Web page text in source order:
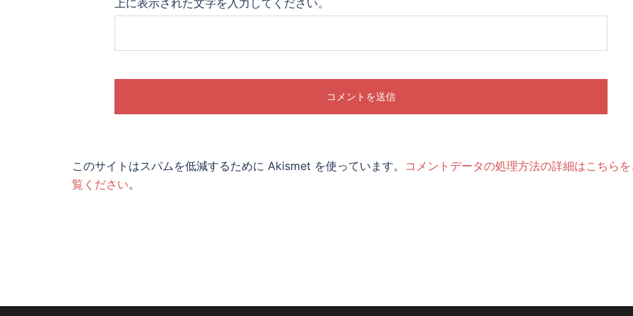
このサイトはスパムを低減するために Akismet を使っています。 コメントデータの処理方法の詳細はこちら
覧ください。